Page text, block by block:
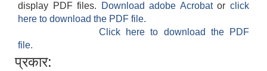
display PDF files.
Download adobe Acrobatorclick
here to download the PDF file.
Click here to download the PDF
file.
प्रकार: